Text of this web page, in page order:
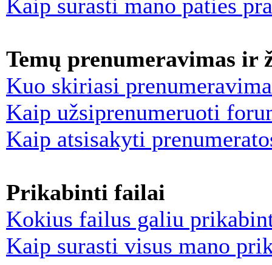
Kaip surasti mano paties
Temų prenumeravimas ir
Kuo skiriasi
Kaip užsiprenumeruoti
Kaip atsisakyti
Prikabinti failai
Kokius failus galiu
Kaip surasti visus mano